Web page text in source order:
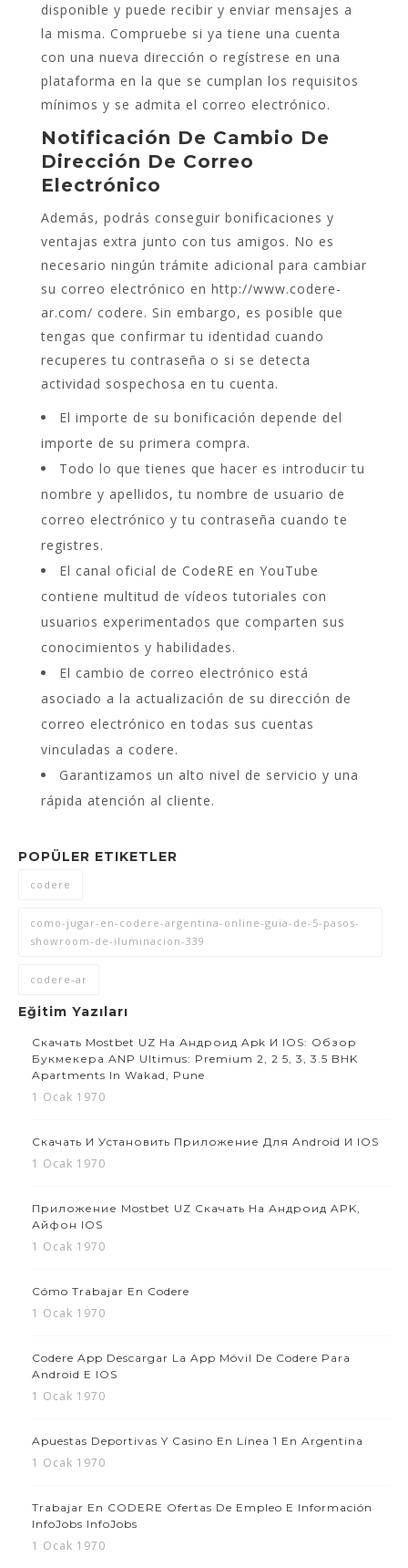
disponible y puede recibir y enviar mensajes a
la misma. Compruebe si ya tiene una cuenta
con una nueva dirección o regístrese en una
plataforma en la que se cumplan los requisitos
mínimos y se admita el correo electrónico.
Notificación De Cambio De
Dirección De Correo
Electrónico
Además, podrás conseguir bonificaciones y
ventajas extra junto con tus amigos. No es
necesario ningún trámite adicional para cambiar
su correo electrónico en http://www.codere-
ar.com/ codere. Sin embargo, es posible que
tengas que confirmar tu identidad cuando
recuperes tu contraseña o si se detecta
actividad sospechosa en tu cuenta.
El importe de su bonificación depende del
importe de su primera compra.
Todo lo que tienes que hacer es introducir tu
nombre y apellidos, tu nombre de usuario de
correo electrónico y tu contraseña cuando te
registres.
El canal oficial de CodeRE en YouTube
contiene multitud de vídeos tutoriales con
usuarios experimentados que comparten sus
conocimientos y habilidades.
El cambio de correo electrónico está
asociado a la actualización de su dirección de
correo electrónico en todas sus cuentas
vinculadas a codere.
Garantizamos un alto nivel de servicio y una
rápida atención al cliente.
POPÜLER ETIKETLER
codere
como-jugar-en-codere-argentina-online-guia-de-5-pasos-
showroom-de-iluminacion-339
codere-ar
Eğitim Yazıları
Скачать Mostbet UZ На Андроид Apk И IOS: Обзор
Букмекера ANP Ultimus: Premium 2, 2 5, 3, 3.5 BHK
Apartments In Wakad, Pune
1 Ocak 1970
Скачать И Установить Приложение Для Android И IOS
1 Ocak 1970
Приложение Mostbet UZ Скачать На Андроид APK,
Айфон IOS
1 Ocak 1970
Cómo Trabajar En Codere
1 Ocak 1970
Codere App Descargar La App Móvil De Codere Para
Android E IOS
1 Ocak 1970
Apuestas Deportivas Y Casino En Línea 1 En Argentina
1 Ocak 1970
Trabajar En CODERE Ofertas De Empleo E Información
InfoJobs InfoJobs
1 Ocak 1970